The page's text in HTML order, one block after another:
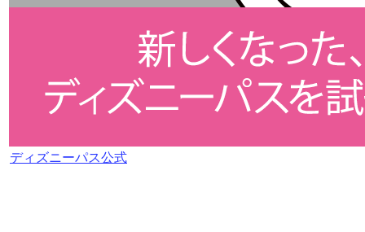
ディズニーパス公式